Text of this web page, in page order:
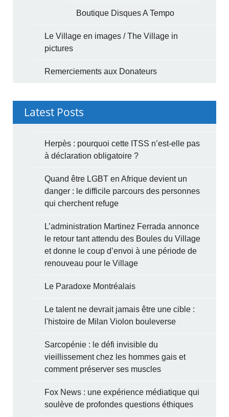
Boutique Disques A Tempo
Le Village en images / The Village in
pictures
Remerciements aux Donateurs
Latest Posts
Herpès : pourquoi cette ITSS n’est-elle pas
à déclaration obligatoire ?
Quand être LGBT en Afrique devient un
danger : le difficile parcours des personnes
qui cherchent refuge
L’administration Martinez Ferrada annonce
le retour tant attendu des Boules du Village
et donne le coup d’envoi à une période de
renouveau pour le Village
Le Paradoxe Montréalais
Le talent ne devrait jamais être une cible :
l'histoire de Milan Violon bouleverse
Sarcopénie : le défi invisible du
vieillissement chez les hommes gais et
comment préserver ses muscles
Fox News : une expérience médiatique qui
soulève de profondes questions éthiques